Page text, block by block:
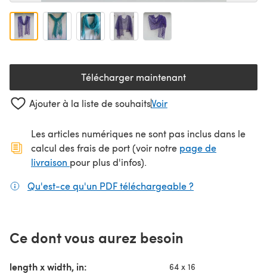
Télécharger maintenant(s'ouvre dans un nouvel
Ajouter à la liste de souhaitsVoir
Les articles numériques ne sont pas inclus dans le
calcul des frais de port (voir notre page de
livraison (s'ouvre dans un nouvel onglet)
pour plus d'infos).
Qu'est-ce qu'un PDF téléchargeable ?
Ce dont vous aurez besoin
length x width, in: 64 x 16